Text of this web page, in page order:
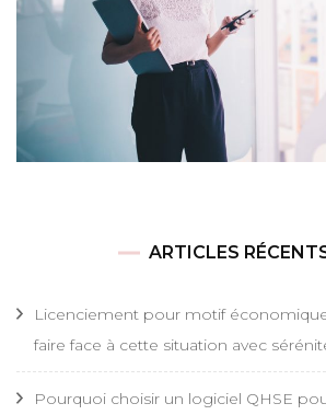
ARTICLES
Licenciement pour motif
faire face à cette situation avec
Pourquoi choisir un logiciel QHSE